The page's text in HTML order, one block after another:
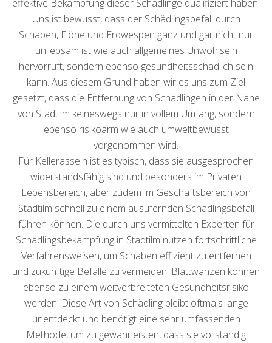
effektive Bekämpfung dieser Schädlinge qualifiziert haben.
Uns ist bewusst, dass der Schädlingsbefall durch
Schaben, Flöhe und Erdwespen ganz und gar nicht nur
unliebsam ist wie auch allgemeines Unwohlsein
hervorruft, sondern ebenso gesundheitsschädlich sein
kann. Aus diesem Grund haben wir es uns zum Ziel
gesetzt, dass die Entfernung von Schädlingen in der Nähe
von Stadtilm keineswegs nur in vollem Umfang, sondern
ebenso risikoarm wie auch umweltbewusst
vorgenommen wird.
Für Kellerasseln ist es typisch, dass sie ausgesprochen
widerstandsfähig sind und besonders im Privaten
Lebensbereich, aber zudem im Geschäftsbereich von
Stadtilm schnell zu einem ausufernden Schädlingsbefall
führen können. Die durch uns vermittelten Experten für
Schädlingsbekämpfung in Stadtilm nutzen fortschrittliche
Verfahrensweisen, um Schaben effizient zu entfernen
und zukünftige Befälle zu vermeiden. Blattwanzen können
ebenso zu einem weitverbreiteten Gesundheitsrisiko
werden. Diese Art von Schädling bleibt oftmals lange
unentdeckt und benötigt eine sehr umfassenden
Methode, um zu gewährleisten, dass sie vollständig